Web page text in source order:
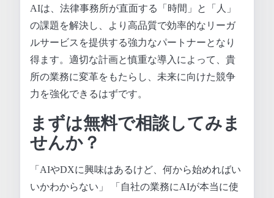
AIは、法律事務所が直面する「時間」と「人」
の課題を解決し、より高品質で効率的なリーガ
ルサービスを提供する強力なパートナーとなり
得ます。適切な計画と慎重な導入によって、貴
所の業務に変革をもたらし、未来に向けた競争
力を強化できるはずです。
まずは無料で相談してみま
せんか？
「AIやDXに興味はあるけど、何から始めればい
いかわからない」 「自社の業務にAIが本当に使